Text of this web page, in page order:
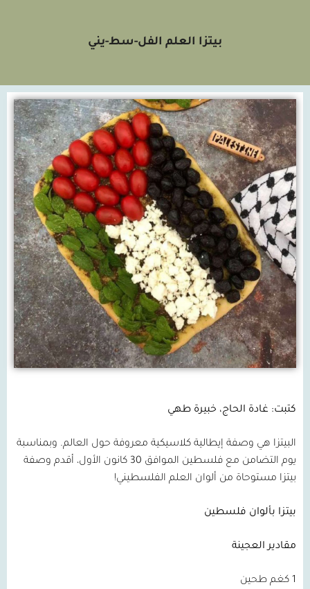
بيتزا العلم الفل-سط-يني
كتبت: غادة الحاج، خبيرة طهي
البيتزا هي وصفة إيطالية كلاسيكية معروفة حول العالم. وبمناسبة
يوم التضامن مع فلسطين الموافق 30 كانون الأول، أقدم وصفة
بيتزا مستوحاة من ألوان العلم الفلسطيني!
بيتزا بألوان فلسطين
مقادير العجينة
1 كغم طحين